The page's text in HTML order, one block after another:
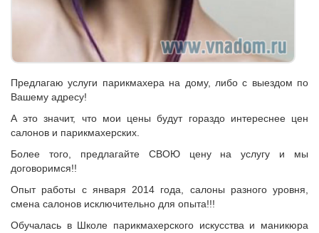
Предлагаю услуги парикмахера на дому, либо с выездом по
Вашему адресу!
А это значит, что мои цены будут гораздо интереснее цен
салонов и парикмахерских.
Более того, предлагайте СВОЮ цену на услугу и мы
договоримся!!
Опыт работы с января 2014 года, салоны разного уровня,
смена салонов исключительно для опыта!!!
Обучалась в Школе парикмахерского искусства и маникюра